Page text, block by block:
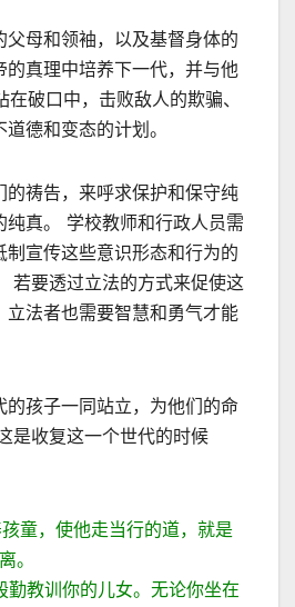
父母和领袖，以及基督身体的
的真理中培养下一代，并与他
破口中，击败敌人的欺骗、
德和变态的计划。
的祷告，来呼求保护和保守纯
纯真。 学校教师和行政人员需
制宣传这些意识形态和行为的
若要透过立法的方式来促使这
立法者也需要智慧和勇气才能
的孩子一同站立，为他们的命
是收复这一个世代的时候
童，使他走当行的道，就是
。
教训你的儿女。无论你坐在